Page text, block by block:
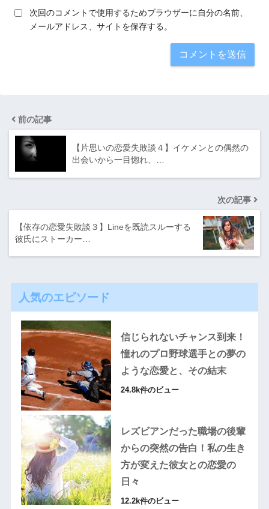
次回のコメントで使用するためブラウザーに自分の名前、
メールアドレス、サイトを保存する。
前の記事
【片思いの恋愛失敗談４】イケメンとの偶然の
出会いから一目惚れ、…
次の記事
【依存の恋愛失敗談３】Lineを既読スルーする
彼氏にストーカー…
人気のエピソード
信じられないチャンス到来！
憧れのプロ野球選手との夢の
ような恋愛と、その結末
24.8k件のビュー
レズビアンだった職場の後輩
からの突然の告白！私の生き
方が変えた彼女との恋愛の
日々
12.2k件のビュー